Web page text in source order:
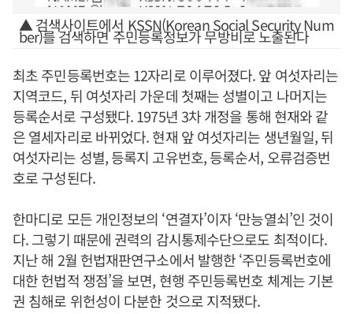
▲ 검색사이트에서 KSSN(Korean Social Security Num
ber)를 검색하면 주민등록정보가 무방비로 노출된다
최초 주민등록번호는 12자리로 이루어졌다. 앞 여섯자리는
지역코드, 뒤 여섯자리 가운데 첫째는 성별이고 나머지는
등록순서로 구성됐다. 1975년 3차 개정을 통해 현재와 같
은 열세자리로 바뀌었다. 현재 앞 여섯자리는 생년월일, 뒤
여섯자리는 성별, 등록지 고유번호, 등록순서, 오류검증번
호로 구성된다.
한마디로 모든 개인정보의 ‘연결자’이자 ‘만능열쇠’인 것이
다. 그렇기 때문에 권력의 감시통제수단으로도 최적이다.
지난 해 2월 헌법재판연구소에서 발행한 ‘주민등록번호에
대한 헌법적 쟁점’을 보면, 현행 주민등록번호 체계는 기본
권 침해로 위헌성이 다분한 것으로 지적됐다.